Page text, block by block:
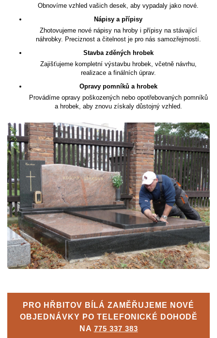
Obnovíme vzhled vašich desek, aby vypadaly jako nové.
Nápisy a přípisy
Zhotovujeme nové nápisy na hroby i přípisy na stávající
náhrobky. Preciznost a čitelnost je pro nás samozřejmostí.
Stavba zděných hrobek
Zajišťujeme kompletní výstavbu hrobek, včetně návrhu,
realizace a finálních úprav.
Opravy pomníků a hrobek
Provádíme opravy poškozených nebo opotřebovaných pomníků
a hrobek, aby znovu získaly důstojný vzhled.
PRO HŘBITOV BÍLÁ ZAMĚŘUJEME NOVÉ
OBJEDNÁVKY PO TELEFONICKÉ DOHODĚ
NA 775 337 383